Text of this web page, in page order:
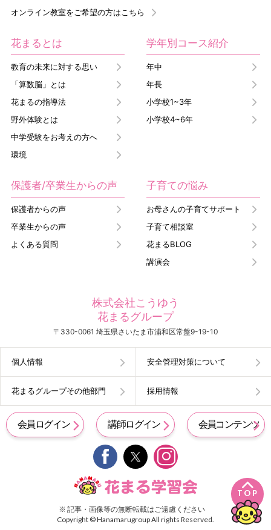
TOP
オンライン教室をご希望の方はこちら
花まるとは
教育の未来に対する思い
「算数脳」とは
花まるの指導法
野外体験とは
中学受験をお考えの方へ
環境
学年別コース紹介
年中
年長
小学校1~3年
小学校4~6年
保護者/卒業生からの声
保護者からの声
卒業生からの声
よくある質問
子育ての悩み
お母さんの子育てサポート
子育て相談室
花まるBLOG
講演会
株式会社こうゆう
花まるグループ
〒330-0061 埼玉県さいたま市浦和区常盤9-19-10
個人情報 安全管理対策について
花まるグループその他部門 採用情報
会員ログイン 講師ログイン 会員コンテンツ
 
※ 記事・画像等の無断転載はご遠慮ください
Copyright © Hanamarugroup All rights Reserved.